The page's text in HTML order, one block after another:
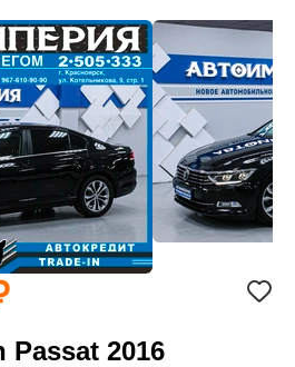
Passat 2016